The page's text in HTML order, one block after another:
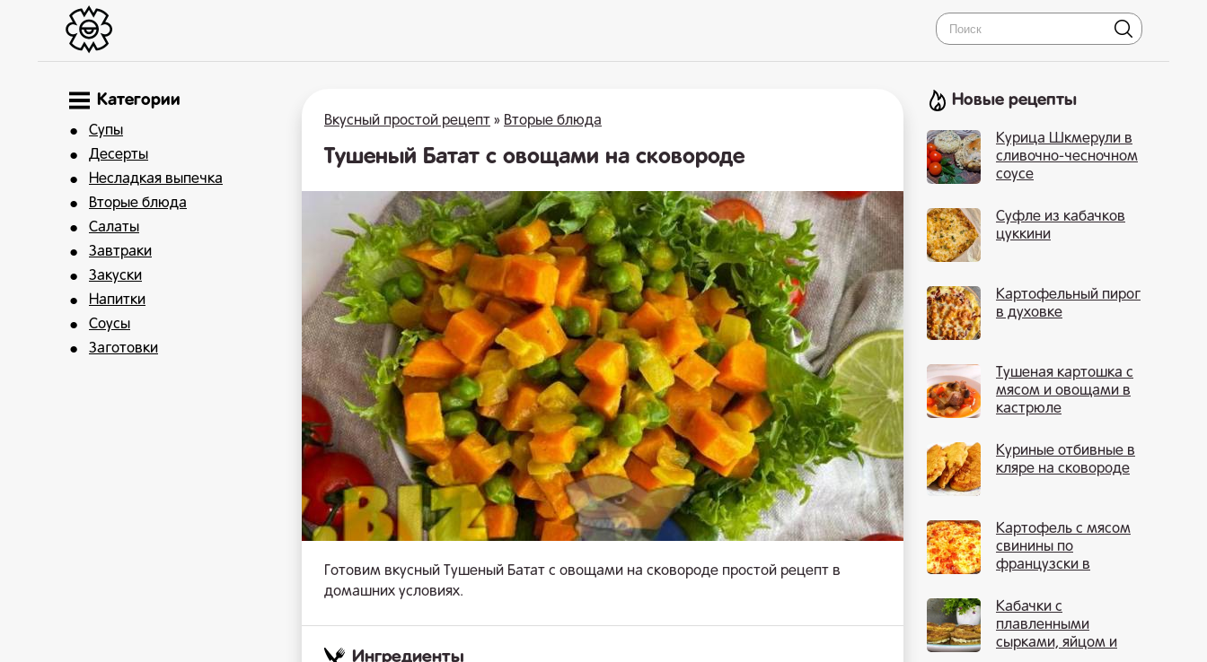
Категории
Супы
Десерты
Несладкая выпечка
Вторые блюда
Салаты
Завтраки
Закуски
Напитки
Соусы
Заготовки
Вкусный простой рецепт » Вторые блюда
Тушеный Батат с овощами на сковороде
Готовим вкусный Тушеный Батат с овощами на сковороде простой рецепт в
домашних условиях.
Ингредиенты
Новые рецепты
Курица Шкмерули в
сливочно-чесночном
соусе
Суфле из кабачков
цуккини
Картофельный пирог
в духовке
Тушеная картошка с
мясом и овощами в
кастрюле
Куриные отбивные в
кляре на сковороде
Картофель с мясом
свинины по
французски в
Кабачки с
плавленными
сырками, яйцом и